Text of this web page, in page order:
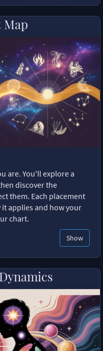
are. You'll explore a
discover the
them. Each placement
applies and how your
chart.
Show